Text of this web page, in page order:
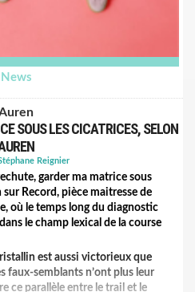
News
SOUS LES CICATRICES, SELON
Reignier
garder ma matrice sous
Record, pièce maitresse de
où le temps long du diagnostic
le champ lexical de la course
est aussi victorieux que
faux-semblants n’ont plus leur
ce parallèle entre le trail et le